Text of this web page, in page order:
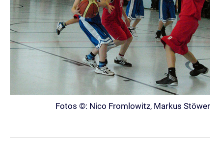
Fotos ©: Nico Fromlowitz, Markus Stöwer